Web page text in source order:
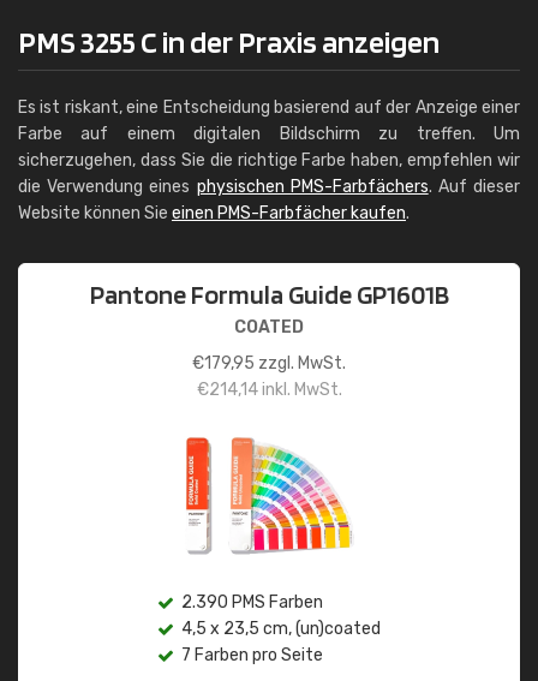
PMS 3255 C in der Praxis anzeigen
Es ist riskant, eine Entscheidung basierend auf der Anzeige einer
Farbe auf einem digitalen Bildschirm zu treffen. Um
sicherzugehen, dass Sie die richtige Farbe haben, empfehlen wir
die Verwendung eines physischen PMS-Farbfächers. Auf dieser
Website können Sie einen PMS-Farbfächer kaufen.
Pantone Formula Guide GP1601B
COATED
€179,95 zzgl. MwSt.
€214,14inkl. MwSt.
2.390 PMS Farben
4,5 x 23,5 cm, (un)coated
7 Farben pro Seite